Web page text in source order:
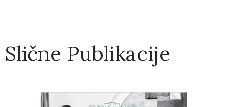
Slične Publikacije